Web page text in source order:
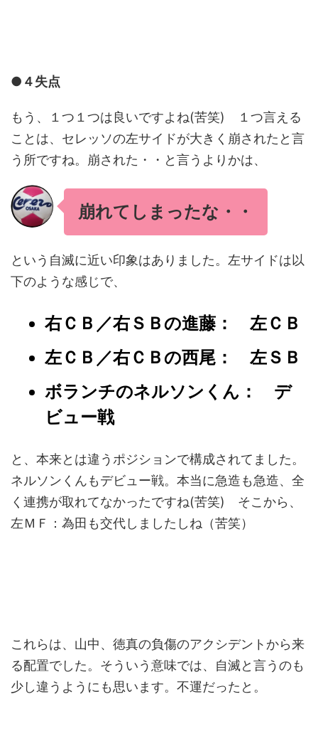
●４失点
もう、１つ１つは良いですよね(苦笑) １つ言える
ことは、セレッソの左サイドが大きく崩されたと言
う所ですね。崩された・・と言うよりかは、
崩れてしまったな・・
という自滅に近い印象はありました。左サイドは以
下のような感じで、
右ＣＢ／右ＳＢの進藤： 左ＣＢ
左ＣＢ／右ＣＢの西尾： 左ＳＢ
ボランチのネルソンくん： デ
ビュー戦
と、本来とは違うポジションで構成されてました。
ネルソンくんもデビュー戦。本当に急造も急造、全
く連携が取れてなかったですね(苦笑) そこから、
左ＭＦ：為田も交代しましたしね（苦笑）
これらは、山中、徳真の負傷のアクシデントから来
る配置でした。そういう意味では、自滅と言うのも
少し違うようにも思います。不運だったと。